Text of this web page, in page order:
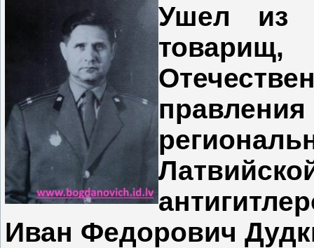
Ушел из
Иван Федорович